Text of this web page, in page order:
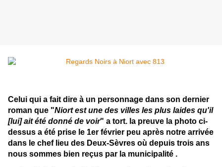
Celui qui a fait dire à un personnage dans son dernier
roman que "Niort est une des villes les plus laides qu'il
[lui] ait été donné de voir" a tort. la preuve la photo ci-
dessus a été prise le 1er février peu après notre arrivée
dans le chef lieu des Deux-Sèvres où depuis trois ans
nous sommes bien reçus par la municipalité .